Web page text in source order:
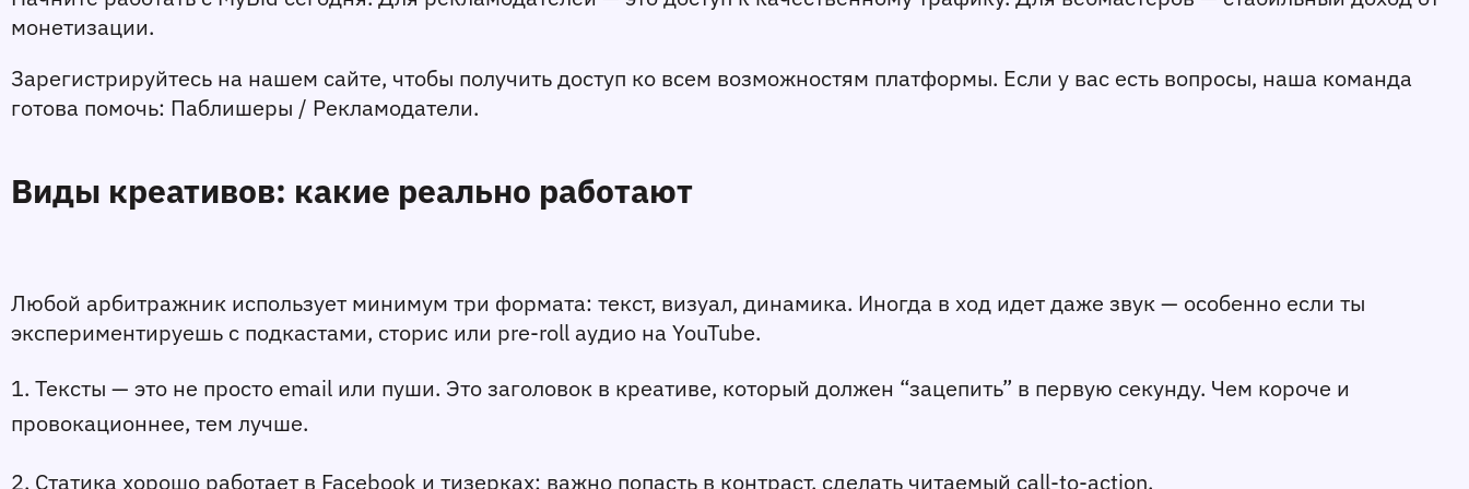
монетизации.
Зарегистрируйтесь на нашем сайте, чтобы получить доступ ко всем возможностям платформы. Если у вас есть вопросы, наша команда
готова помочь: Паблишеры / Рекламодатели.
Виды креативов: какие реально работают
Любой арбитражник использует минимум три формата: текст, визуал, динамика. Иногда в ход идет даже звук — особенно если ты
экспериментируешь с подкастами, сторис или pre-roll аудио на YouTube.
1. Тексты — это не просто email или пуши. Это заголовок в креативе, который должен “зацепить” в первую секунду. Чем короче и
провокационнее, тем лучше.
2. Статика хорошо работает в Facebook и тизерках: важно попасть в контраст, сделать читаемый call-to-action.